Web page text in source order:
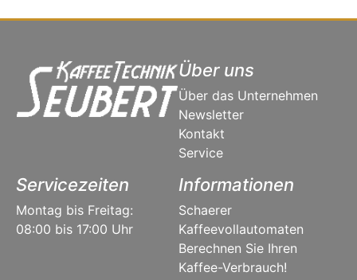
Über uns
Über das Unternehmen
Newsletter
Kontakt
Service
Servicezeiten
Montag bis Freitag:
08:00 bis 17:00 Uhr
Informationen
Schaerer
Kaffeevollautomaten
Berechnen Sie Ihren
Kaffee-Verbrauch!